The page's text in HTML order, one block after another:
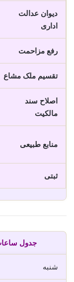
دیوان عدالت
اداری
رفع مزاحمت
تقسیم ملک مشاع
اصلاح سند
مالکیت
منابع طبیعی
ثبتی
جدول
شنبه